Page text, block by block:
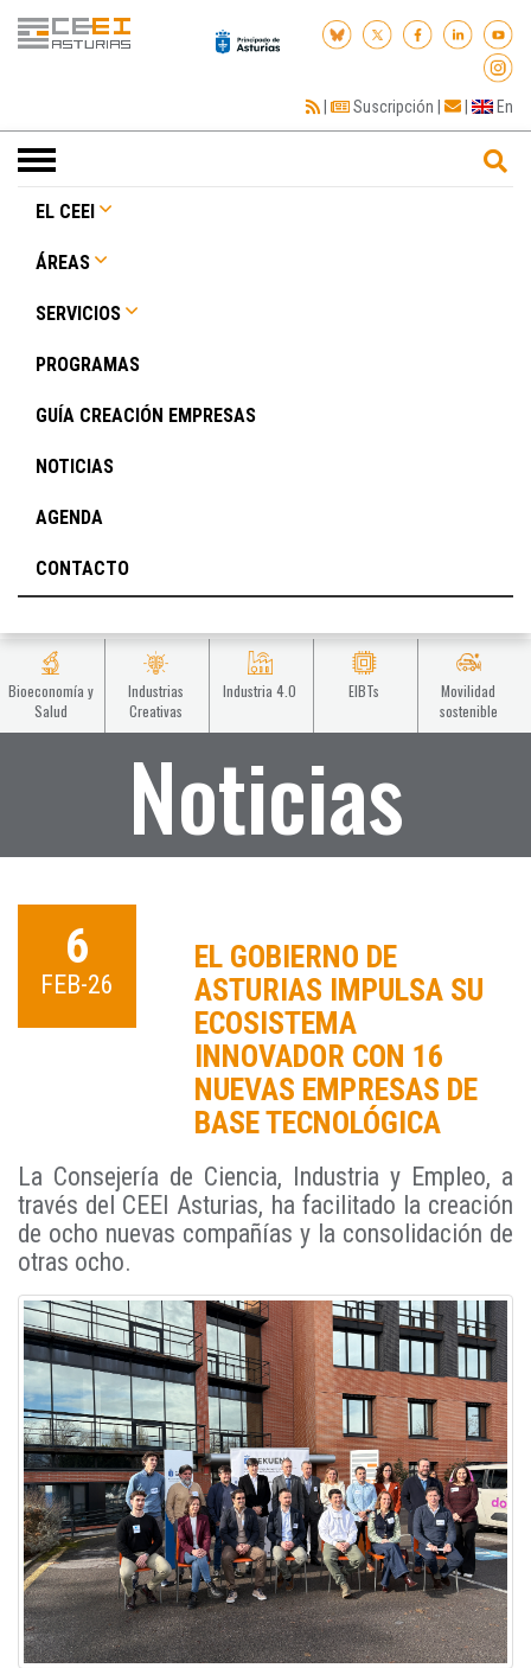
| Suscripción | | En
Toggle
navigation
EL CEEI
ÁREAS
SERVICIOS
PROGRAMAS
GUÍA CREACIÓN EMPRESAS
NOTICIAS
AGENDA
CONTACTO
Bioeconomía y
Salud
Industrias
Creativas
Industria 4.0 EIBTs
Movilidad
sostenible
Noticias
6
FEB-26
EL GOBIERNO DE
ASTURIAS IMPULSA SU
ECOSISTEMA
INNOVADOR CON 16
NUEVAS EMPRESAS DE
BASE TECNOLÓGICA
La Consejería de Ciencia, Industria y Empleo, a
través del CEEI Asturias, ha facilitado la creación
de ocho nuevas compañías y la consolidación de
otras ocho.